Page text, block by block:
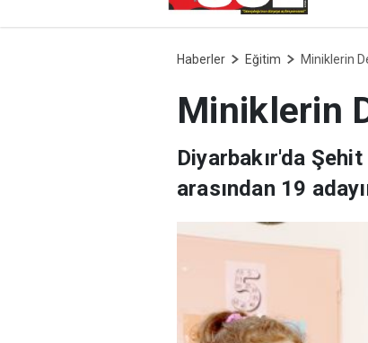
Haberler Eğitim Miniklerin
Miniklerin
Diyarbakır'da
arasından 19